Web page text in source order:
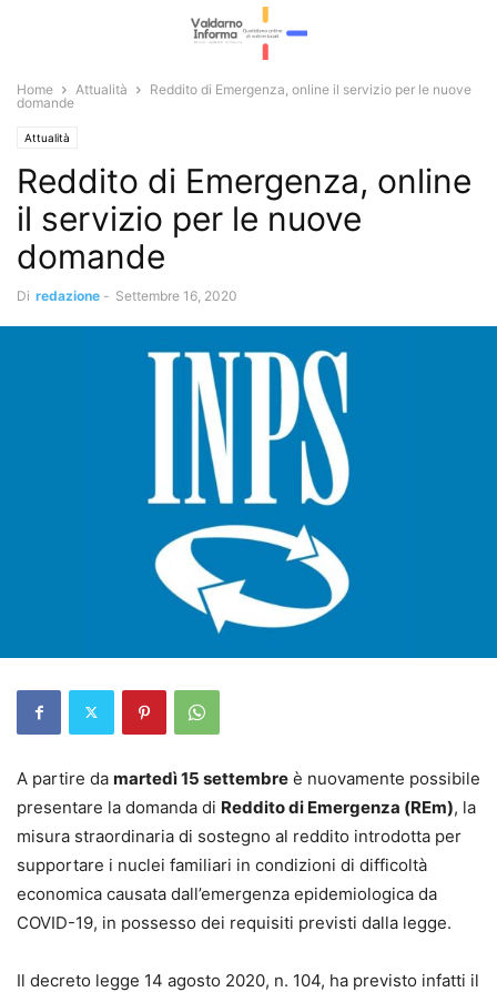
Home Attualità
Reddito di Emergenza, online il servizio per le nuove
domande
Attualità
Reddito di Emergenza, online
il servizio per le nuove
domande
Di redazione - Settembre 16, 2020
A partire da martedì 15 settembre è nuovamente possibile
presentare la domanda di Reddito di Emergenza (REm), la
misura straordinaria di sostegno al reddito introdotta per
supportare i nuclei familiari in condizioni di difficoltà
economica causata dall’emergenza epidemiologica da
COVID-19, in possesso dei requisiti previsti dalla legge.
Il decreto legge 14 agosto 2020, n. 104, ha previsto infatti il